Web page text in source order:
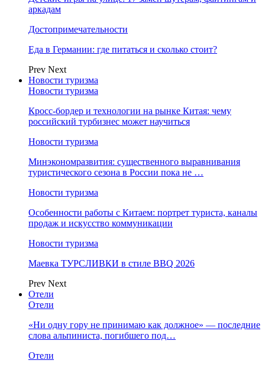
аркадам
Достопримечательности
Еда в Германии: где питаться и сколько стоит?
Prev Next
Новости туризма
Новости туризма
Кросс-бордер и технологии на рынке Китая: чему
российский турбизнес может научиться
Новости туризма
Минэкономразвития: существенного выравнивания
туристического сезона в России пока не …
Новости туризма
Особенности работы с Китаем: портрет туриста, каналы
продаж и искусство коммуникации
Новости туризма
Маевка ТУРСЛИВКИ в стиле BBQ 2026
Prev Next
Отели
Отели
«Ни одну гору не принимаю как должное» — последние
слова альпиниста, погибшего под…
Отели